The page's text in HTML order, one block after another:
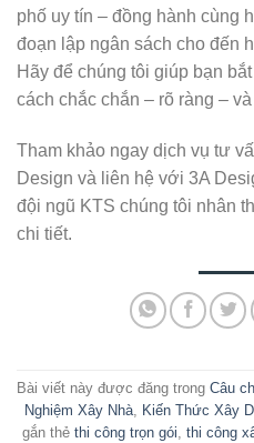
phố uy tín – đồng hành cùng
đoạn lập ngân sách cho đến
Hãy để chúng tôi giúp bạn
cách chắc chắn – rõ ràng –
Tham khảo ngay dịch vụ tư
Design và liên hệ với 3A
đội ngũ KTS chúng tôi nhân
chi tiết.
Bài viết này được đăng trong Câu
Nghiệm Xây Nhà, Kiến Thức Xây
gắn thẻ thi công trọn gói, thi công